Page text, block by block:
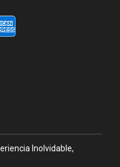
Inolvidable,